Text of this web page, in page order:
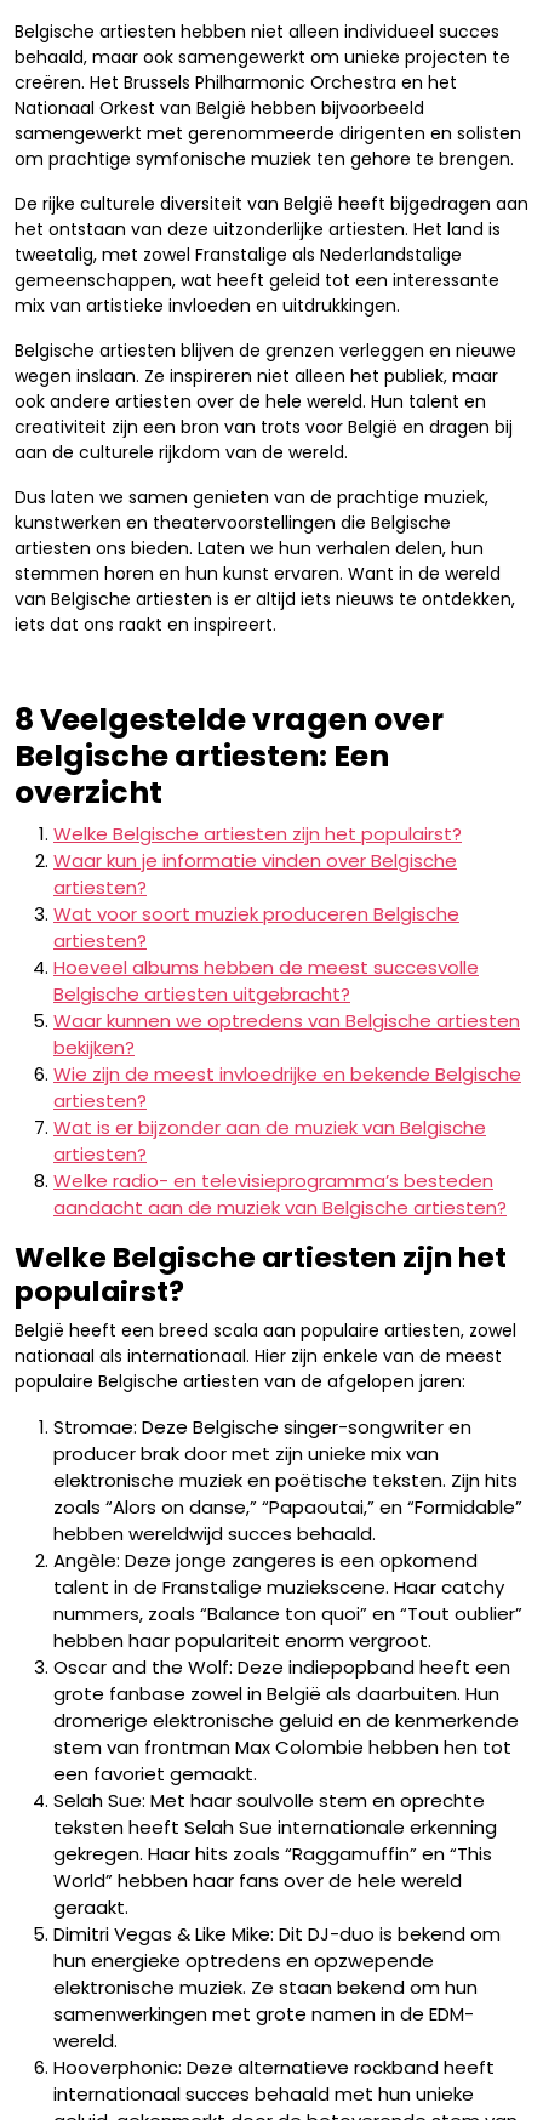
Belgische artiesten hebben niet alleen individueel succes
behaald, maar ook samengewerkt om unieke projecten te
creëren. Het Brussels Philharmonic Orchestra en het
Nationaal Orkest van België hebben bijvoorbeeld
samengewerkt met gerenommeerde dirigenten en solisten
om prachtige symfonische muziek ten gehore te brengen.
De rijke culturele diversiteit van België heeft bijgedragen aan
het ontstaan ​​van deze uitzonderlijke artiesten. Het land is
tweetalig, met zowel Franstalige als Nederlandstalige
gemeenschappen, wat heeft geleid tot een interessante
mix van artistieke invloeden en uitdrukkingen.
Belgische artiesten blijven de grenzen verleggen en nieuwe
wegen inslaan. Ze inspireren niet alleen het publiek, maar
ook andere artiesten over de hele wereld. Hun talent en
creativiteit zijn een bron van trots voor België en dragen bij
aan de culturele rijkdom van de wereld.
Dus laten we samen genieten van de prachtige muziek,
kunstwerken en theatervoorstellingen die Belgische
artiesten ons bieden. Laten we hun verhalen delen, hun
stemmen horen en hun kunst ervaren. Want in de wereld
van Belgische artiesten is er altijd iets nieuws te ontdekken,
iets dat ons raakt en inspireert.
8 Veelgestelde vragen over
Belgische artiesten: Een
overzicht
Welke Belgische artiesten zijn het populairst?
Waar kun je informatie vinden over Belgische
artiesten?
Wat voor soort muziek produceren Belgische
artiesten?
Hoeveel albums hebben de meest succesvolle
Belgische artiesten uitgebracht?
Waar kunnen we optredens van Belgische artiesten
bekijken?
Wie zijn de meest invloedrijke en bekende Belgische
artiesten?
Wat is er bijzonder aan de muziek van Belgische
artiesten?
Welke radio- en televisieprogramma’s besteden
aandacht aan de muziek van Belgische artiesten?
Welke Belgische artiesten zijn het
populairst?
België heeft een breed scala aan populaire artiesten, zowel
nationaal als internationaal. Hier zijn enkele van de meest
populaire Belgische artiesten van de afgelopen jaren:
Stromae: Deze Belgische singer-songwriter en
producer brak door met zijn unieke mix van
elektronische muziek en poëtische teksten. Zijn hits
zoals “Alors on danse,” “Papaoutai,” en “Formidable”
hebben wereldwijd succes behaald.
Angèle: Deze jonge zangeres is een opkomend
talent in de Franstalige muziekscene. Haar catchy
nummers, zoals “Balance ton quoi” en “Tout oublier”
hebben haar populariteit enorm vergroot.
Oscar and the Wolf: Deze indiepopband heeft een
grote fanbase zowel in België als daarbuiten. Hun
dromerige elektronische geluid en de kenmerkende
stem van frontman Max Colombie hebben hen tot
een favoriet gemaakt.
Selah Sue: Met haar soulvolle stem en oprechte
teksten heeft Selah Sue internationale erkenning
gekregen. Haar hits zoals “Raggamuffin” en “This
World” hebben haar fans over de hele wereld
geraakt.
Dimitri Vegas & Like Mike: Dit DJ-duo is bekend om
hun energieke optredens en opzwepende
elektronische muziek. Ze staan ​​bekend om hun
samenwerkingen met grote namen in de EDM-
wereld.
Hooverphonic: Deze alternatieve rockband heeft
internationaal succes behaald met hun unieke